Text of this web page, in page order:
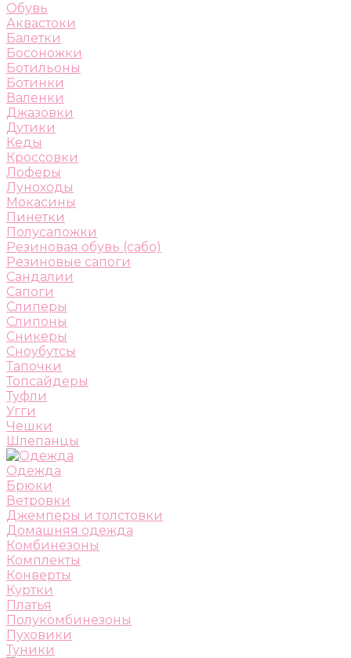
Обувь
Аквастоки
Балетки
Босоножки
Ботильоны
Ботинки
Валенки
Джазовки
Дутики
Кеды
Кроссовки
Лоферы
Луноходы
Мокасины
Пинетки
Полусапожки
Резиновая обувь (сабо)
Резиновые сапоги
Сандалии
Сапоги
Слиперы
Слипоны
Сникеры
Сноубутсы
Тапочки
Топсайдеры
Туфли
Угги
Чешки
Шлепанцы
Одежда
Брюки
Ветровки
Джемперы и толстовки
Домашняя одежда
Комбинезоны
Комплекты
Конверты
Куртки
Платья
Полукомбинезоны
Пуховики
Туники